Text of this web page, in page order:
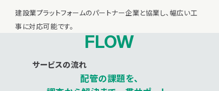
建設業プラットフォームのパートナー企業と協業し、幅広い工
事に対応可能です。
FLOW
サービスの流れ
配管の課題を、